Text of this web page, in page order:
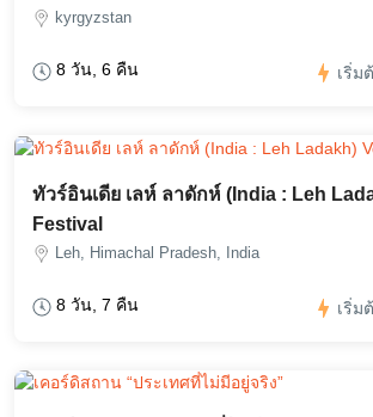
kyrgyzstan
8 วัน, 6 คืน เริ่ม
ทัวร์อินเดีย เลห์ ลาดักห์ (India : Leh
Festival
Leh, Himachal Pradesh, India
8 วัน, 7 คืน เริ่ม